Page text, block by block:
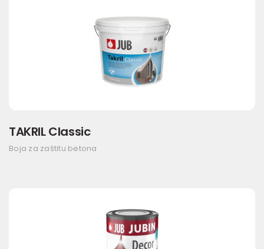
TAKRIL Classic
Boja za zaštitu betona